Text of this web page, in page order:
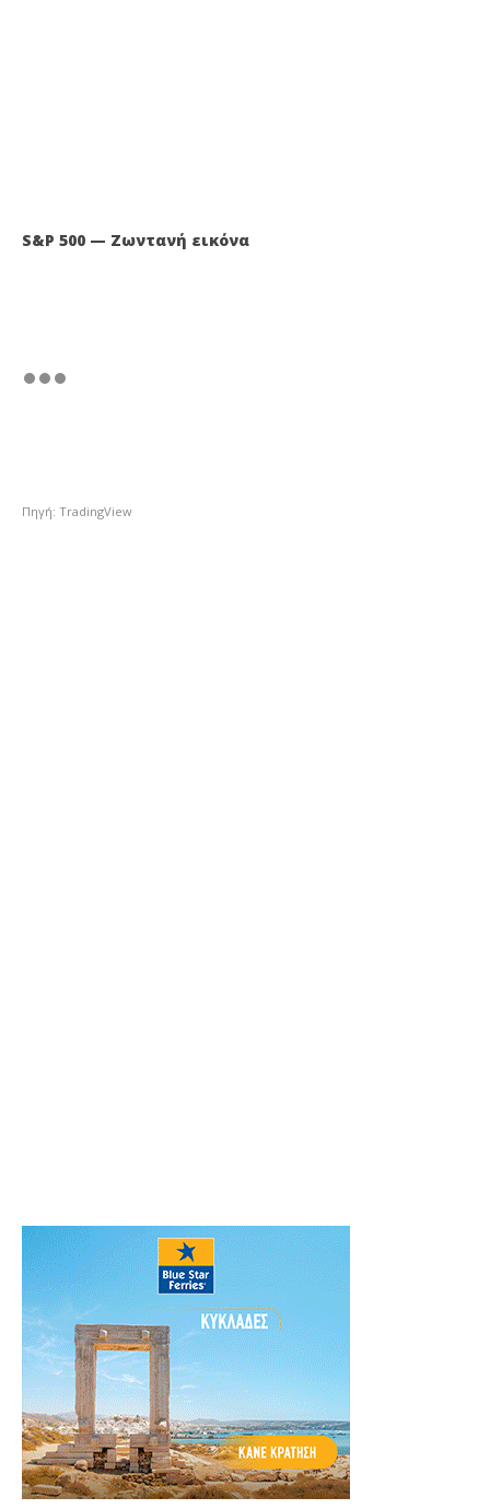
S&P 500 — Ζωντανή εικόνα
Πηγή: TradingView